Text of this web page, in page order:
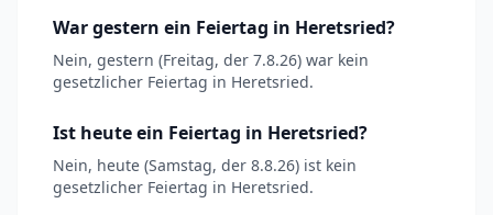
War gestern ein Feiertag in Heretsried?
Nein, gestern (Freitag, der 7.8.26) war kein
gesetzlicher Feiertag in Heretsried.
Ist heute ein Feiertag in Heretsried?
Nein, heute (Samstag, der 8.8.26) ist kein
gesetzlicher Feiertag in Heretsried.